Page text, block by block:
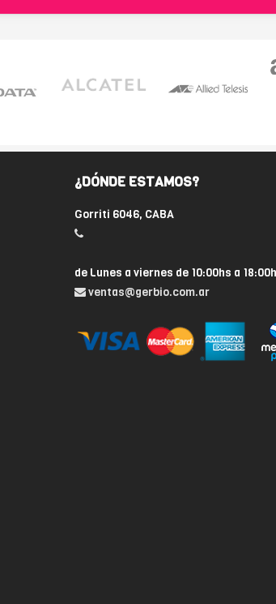
¿DÓNDE ESTAMOS?
Gorriti 6046, CABA
de Lunes a viernes de 10:00hs a
ventas@gerbio.com.ar